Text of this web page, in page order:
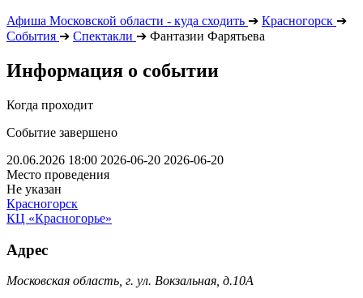
Афиша Московской области - куда сходить ➔ Красногорск ➔
События ➔ Спектакли ➔ Фантазии Фарятьева
Информация о событии
Когда проходит
Событие завершено
20.06.2026 18:00 2026-06-20 2026-06-20
Место проведения
Не указан
Красногорск
КЦ «Красногорье»
Адрес
Московская область, г. ул. Вокзальная, д.10А